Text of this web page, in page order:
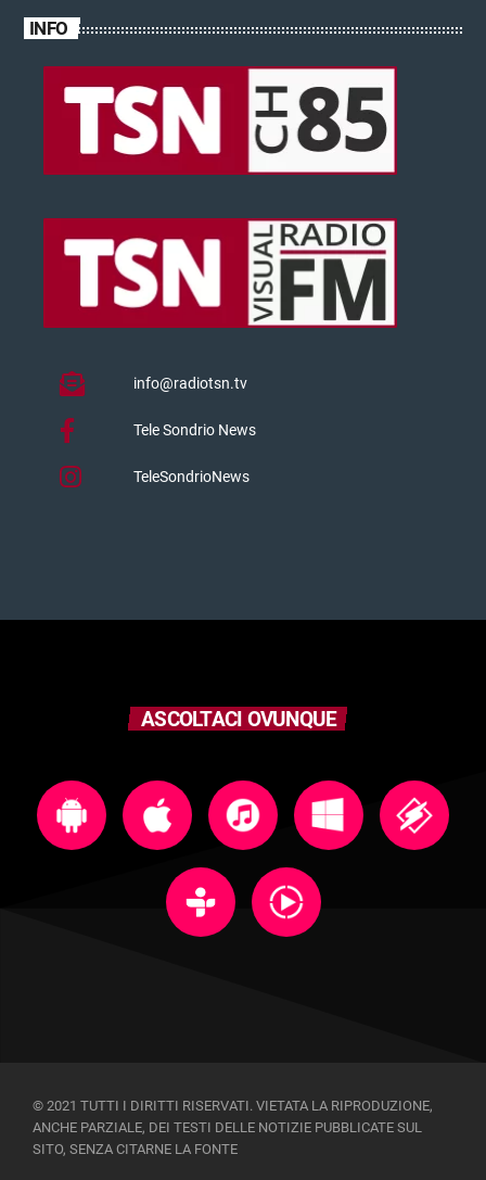
INFO
info@radiotsn.tv
Tele Sondrio News
TeleSondrioNews
ASCOLTACI OVUNQUE
© 2021 TUTTI I DIRITTI RISERVATI. VIETATA LA RIPRODUZIONE,
ANCHE PARZIALE, DEI TESTI DELLE NOTIZIE PUBBLICATE SUL
SITO, SENZA CITARNE LA FONTE